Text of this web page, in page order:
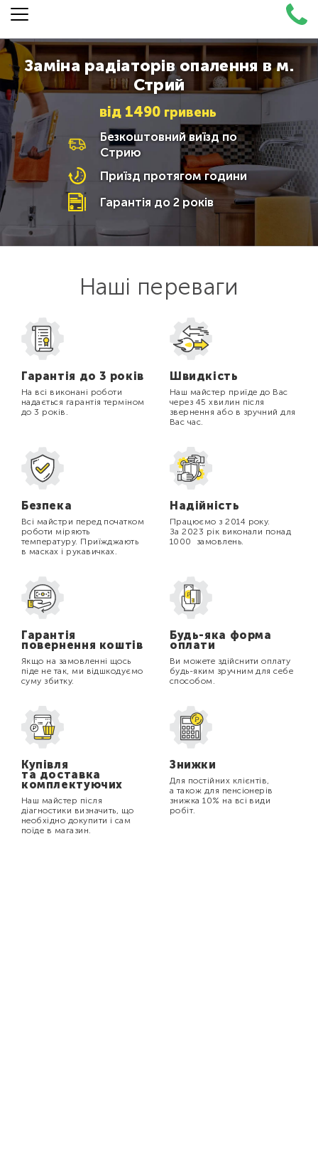
Заміна радіаторів опалення в м.
Стрий
від 1490 гривень
Безкоштовний виїзд по
Стрию
Приїзд протягом години
Гарантія до 2 років
Наші переваги
Гарантія до 3 років
На всі виконані роботи
надається гарантія терміном
до 3 років.
Швидкість
Наш майстер приїде до Вас
через 45 хвилин після
звернення або в зручний для
Вас час.
Безпека
Всі майстри перед початком
роботи міряють
температуру. Приїжджають
в масках і рукавичках.
Надійність
Працюємо з 2014 року.
За 2023 рік виконали понад
1000 замовлень.
Гарантія
повернення коштів
Якщо на замовленні щось
піде не так, ми відшкодуємо
суму збитку.
Будь-яка форма
оплати
Ви можете здійснити оплату
будь-яким зручним для себе
способом.
Купівля
та доставка
комплектуючих
Наш майстер після
діагностики визначить, що
необхідно докупити і сам
поїде в магазин.
Знижки
Для постійних клієнтів,
а також для пенсіонерів
знижка 10% на всі види
робіт.